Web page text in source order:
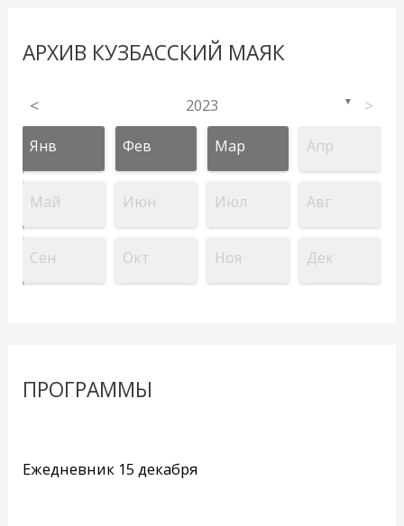
АРХИВ КУЗБАССКИЙ МАЯК
< 2023 ▼ >
Янв Фев Мар Апр
Май Июн Июл Авг
Сен Окт Ноя Дек
ПРОГРАММЫ
Ежедневник 15 декабря